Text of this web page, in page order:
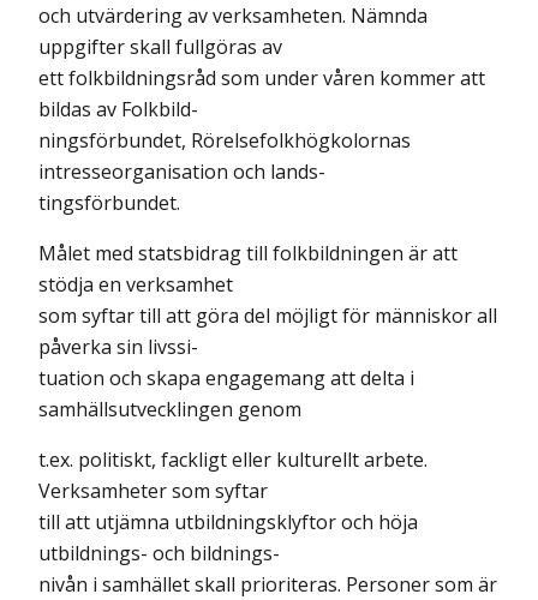
och utvärdering av verksamheten. Nämnda
uppgifter skall fullgöras av
ett folkbildningsråd som under våren kommer att
bildas av Folkbild-
ningsförbundet, Rörelsefolkhögkolornas
intresseorganisation och lands-
tingsförbundet.
Målet med statsbidrag till folkbildningen är att
stödja en verksamhet
som syftar till att göra del möjligt för människor all
påverka sin livssi-
tuation och skapa engagemang att delta i
samhällsutvecklingen genom
t.ex. politiskt, fackligt eller kulturellt arbete.
Verksamheter som syftar
till att utjämna utbildningsklyftor och höja
utbildnings- och bildnings-
nivån i samhället skall prioriteras. Personer som är